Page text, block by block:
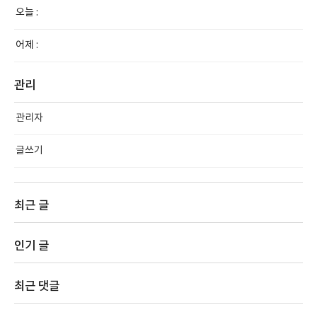
오늘 :
어제 :
관리
관리자
글쓰기
최근 글
인기 글
최근 댓글